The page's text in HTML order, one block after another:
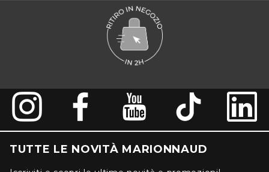
TUTTE LE NOVITÀ MARIONNAUD